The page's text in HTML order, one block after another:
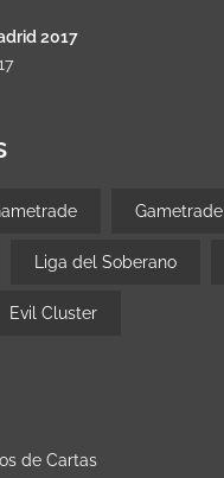
2017
Gametrade
Liga del Soberano
Evil Cluster
de Cartas